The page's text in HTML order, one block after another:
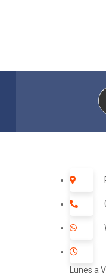
Lunes a